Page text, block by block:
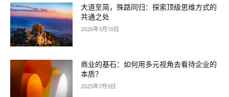
大道至简，殊路同归：探索顶级思维方式的
共通之处
2026年3月10日
商业的基石：如何用多元视角去看待企业的
本质？
2025年7月9日